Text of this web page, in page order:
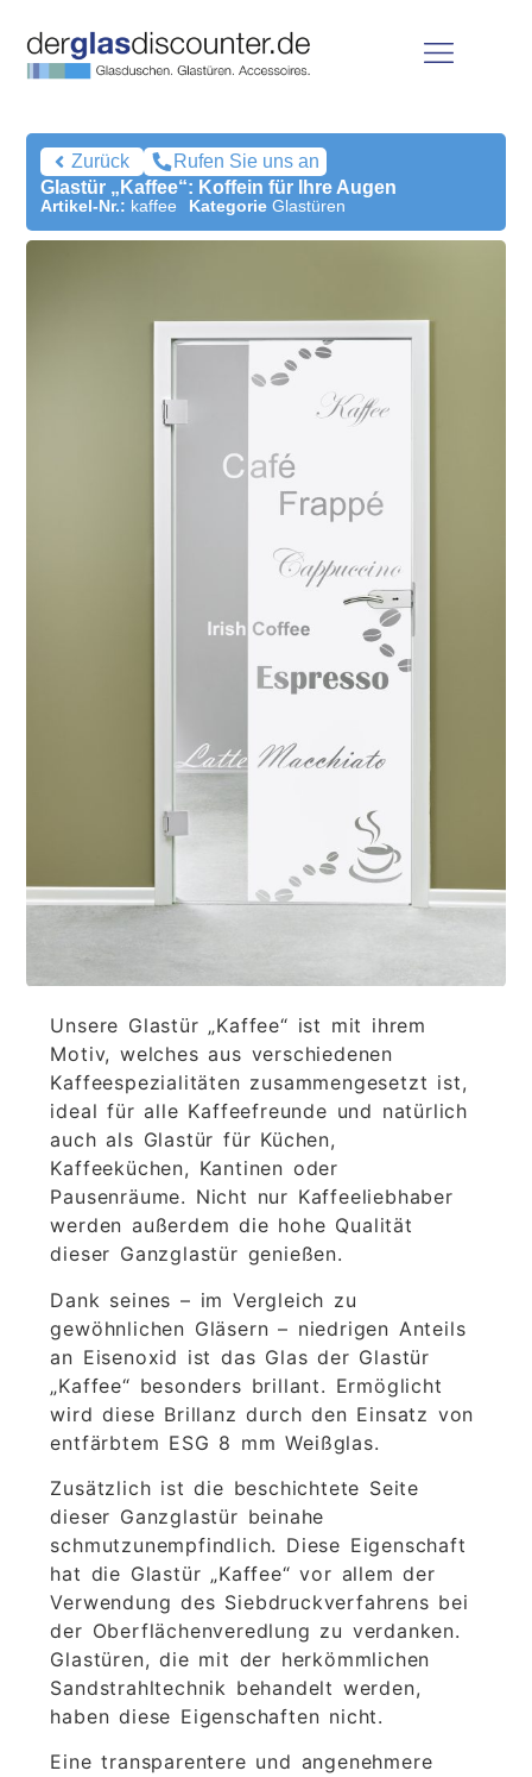
Zurück
Rufen Sie uns an
Glastür „Kaffee“: Koffein für Ihre Augen
Artikel-Nr.: kaffee Kategorie Glastüren
Unsere Glastür „Kaffee“ ist mit ihrem
Motiv, welches aus verschiedenen
Kaffeespezialitäten zusammengesetzt ist,
ideal für alle Kaffeefreunde und natürlich
auch als Glastür für Küchen,
Kaffeeküchen, Kantinen oder
Pausenräume. Nicht nur Kaffeeliebhaber
werden außerdem die hohe Qualität
dieser Ganzglastür genießen.
Dank seines – im Vergleich zu
gewöhnlichen Gläsern – niedrigen Anteils
an Eisenoxid ist das Glas der Glastür
„Kaffee“ besonders brillant. Ermöglicht
wird diese Brillanz durch den Einsatz von
entfärbtem ESG 8 mm Weißglas.
Zusätzlich ist die beschichtete Seite
dieser Ganzglastür beinahe
schmutzunempfindlich. Diese Eigenschaft
hat die Glastür „Kaffee“ vor allem der
Verwendung des Siebdruckverfahrens bei
der Oberflächenveredlung zu verdanken.
Glastüren, die mit der herkömmlichen
Sandstrahltechnik behandelt werden,
haben diese Eigenschaften nicht.
Eine transparentere und angenehmere